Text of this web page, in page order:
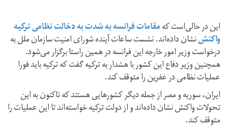
این در حالی‌است کهمقامات فرانسه به شدت به دخالت نظامی ترکیه
واکنشنشان داده‌اند. نشست ساعات آینده شورای امنیت سازمان ملل به
درخواست وزیر امور خارجه این فرانسه در همین راستا برگزار می‌شود.
همچنین وزیر دفاع این کشور با هشدار به ترکیه گفت که ترکیه باید فورا
عملیات نظامی در عفرین را متوقف کند.
ایران، سوریه و مصر از جمله دیگر کشورهایی هستند که تاکنون به این
تحولات واکنش نشان‌ داده‌اند و از دولت ترکیه خواسته‌اند تا این عملیات را
متوقف کند.